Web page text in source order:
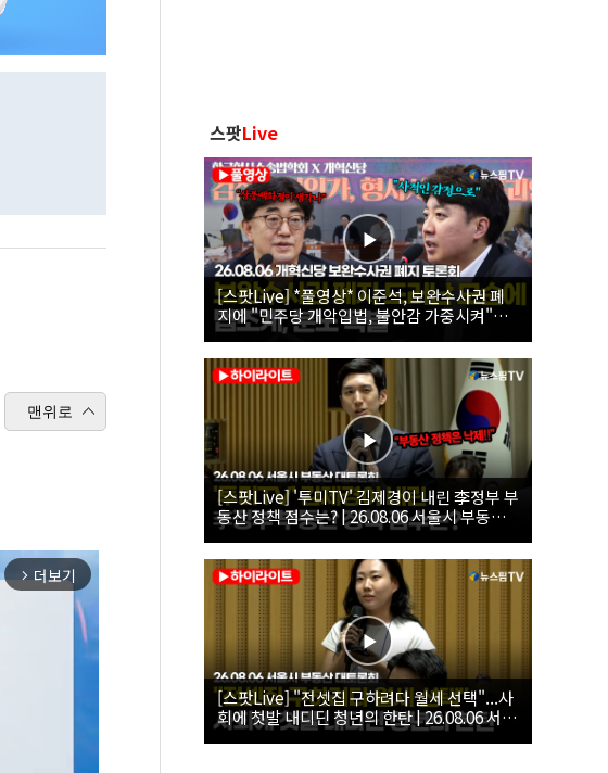
맨위로
arrow_forward_ios 더보기
스팟Live
[스팟Live] *풀영상* 이준석, 보완수사권 폐
지에 "민주당 개악입법, 불안감 가중시켜"｜
26.08.06 개혁신당 보완수사권 폐지 토론회
[스팟Live] '투미TV' 김제경이 내린 李정부 부
동산 정책 점수는? | 26.08.06 서울시 부동산
대토론회
[스팟Live] "전셋집 구하려다 월세 선택"...사
회에 첫발 내디딘 청년의 한탄 | 26.08.06 서울
시 부동산 대토론회